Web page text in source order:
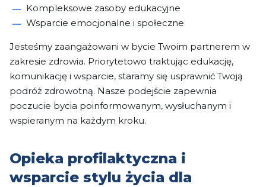
Kompleksowe zasoby edukacyjne
Wsparcie emocjonalne i społeczne
Jesteśmy zaangażowani w bycie Twoim partnerem w
zakresie zdrowia. Priorytetowo traktując edukację,
komunikację i wsparcie, staramy się usprawnić Twoją
podróż zdrowotną. Nasze podejście zapewnia
poczucie bycia poinformowanym, wysłuchanym i
wspieranym na każdym kroku.
Opieka profilaktyczna i
wsparcie stylu życia dla